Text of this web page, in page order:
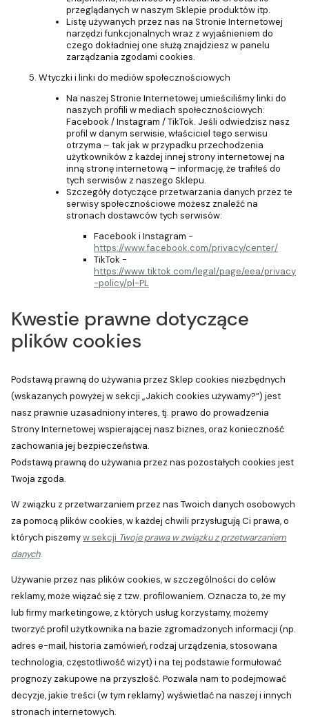
przeglądanych w naszym Sklepie produktów itp.
Listę używanych przez nas na Stronie Internetowej
narzędzi funkcjonalnych wraz z wyjaśnieniem do
czego dokładniej one służą znajdziesz w panelu
zarządzania zgodami cookies.
Wtyczki i linki do mediów społecznościowych
Na naszej Stronie Internetowej umieściliśmy linki do
naszych profili w mediach społecznościowych:
Facebook / Instagram / TikTok. Jeśli odwiedzisz nasz
profil w danym serwisie, właściciel tego serwisu
otrzyma – tak jak w przypadku przechodzenia
użytkowników z każdej innej strony internetowej na
inną stronę internetową – informację, że trafiłeś do
tych serwisów z naszego Sklepu.
Szczegóły dotyczące przetwarzania danych przez te
serwisy społecznościowe możesz znaleźć na
stronach dostawców tych serwisów:
Facebook i Instagram -
https://www.facebook.com/privacy/center/
TikTok -
https://www.tiktok.com/legal/page/eea/privacy
-policy/pl-PL
Kwestie prawne dotyczące
plików cookies
Podstawą prawną do używania przez Sklep cookies niezbędnych
(wskazanych powyżej w sekcji „Jakich cookies używamy?”) jest
nasz prawnie uzasadniony interes, tj. prawo do prowadzenia
Strony Internetowej wspierającej nasz biznes, oraz konieczność
zachowania jej bezpieczeństwa.
Podstawą prawną do używania przez nas pozostałych cookies jest
Twoja zgoda.
W związku z przetwarzaniem przez nas Twoich danych osobowych
za pomocą plików cookies, w każdej chwili przysługują Ci prawa, o
których piszemyw sekcji Twoje prawa w związku z przetwarzaniem
danych.
Używanie przez nas plików cookies, w szczególności do celów
reklamy, może wiązać się z tzw. profilowaniem. Oznacza to, że my
lub firmy marketingowe, z których usług korzystamy, możemy
tworzyć profil użytkownika na bazie zgromadzonych informacji (np.
adres e-mail, historia zamówień, rodzaj urządzenia, stosowana
technologia, częstotliwość wizyt) i na tej podstawie formułować
prognozy zakupowe na przyszłość. Pozwala nam to podejmować
decyzje, jakie treści (w tym reklamy) wyświetlać na naszej i innych
stronach internetowych.